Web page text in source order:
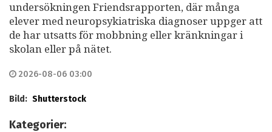
undersökningen Friendsrapporten, där många
elever med neuropsykiatriska diagnoser uppger att
de har utsatts för mobbning eller kränkningar i
skolan eller på nätet.
2026-08-06 03:00
Bild: Shutterstock
Kategorier: